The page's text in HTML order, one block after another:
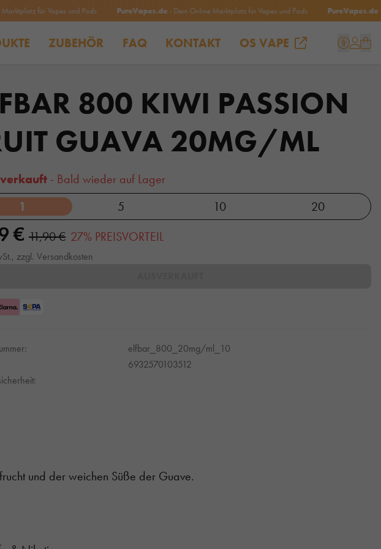
für Vapes und Pods PureVapes.de- Dein Online Marktplatz für Vapes und Pods PureVapes.de- Dein
ZUBEHÖR FAQ KONTAKT OS VAPE
800 KIWI PASSION
GUAVA 20MG/ML
- Bald wieder auf Lager
1
5 10 20
€ 11,90 € 27% PREISVORTEIL
zzgl. Versandkosten
elfbar_800_20mg/ml_10
6932570103512
und der weichen Süße der Guave.